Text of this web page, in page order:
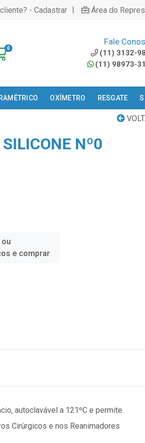
- Cadastrar | Área do
0
Fale
(11) 3132-
(11) 98973-
OXÍMETRO RESGATE
Nº0
e comprar
autoclavável a 121ºC e permite
Cirúrgicos e nos Reanimadores